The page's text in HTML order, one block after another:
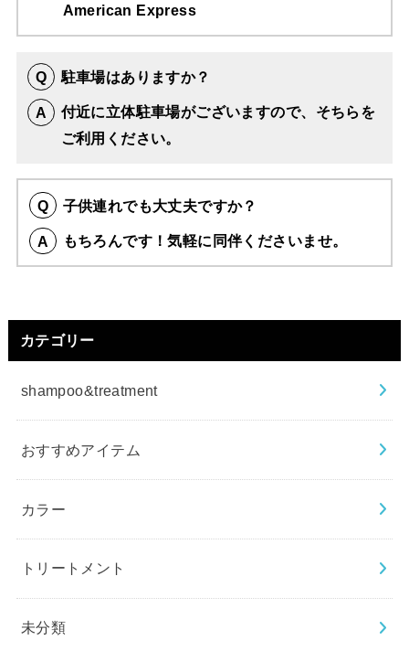
American Express
駐車場はありますか？
付近に立体駐車場がございますので、そちらを
ご利用ください。
子供連れでも大丈夫ですか？
もちろんです！気軽に同伴くださいませ。
カテゴリー
shampoo&treatment
おすすめアイテム
カラー
トリートメント
未分類